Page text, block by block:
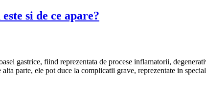
si de ce apare?
gastrice, fiind reprezentata de procese inflamatorii,
parte, ele pot duce la complicatii grave, reprezentate in